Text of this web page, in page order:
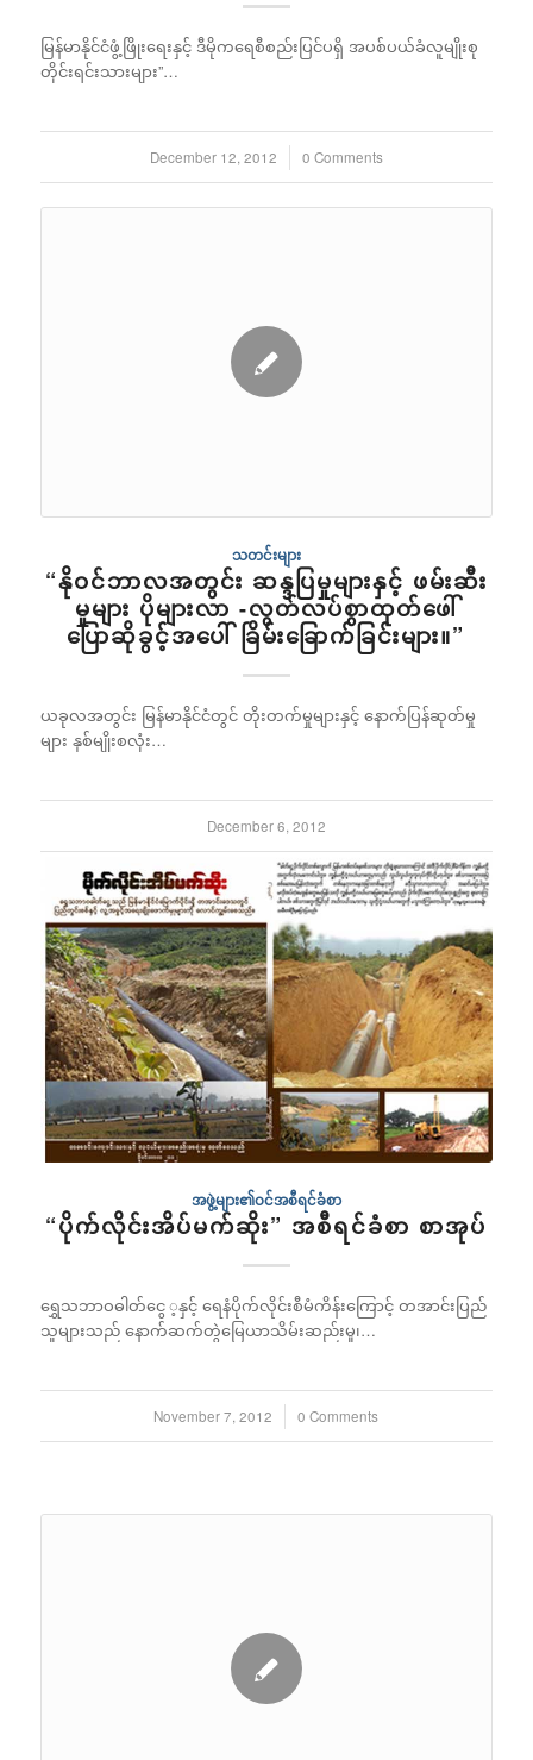
မြန်မာနိုင်ငံဖွံ့ဖြိုးရေးနှင့် ဒီမိုကရေစီစည်းပြင်ပရှိ အပစ်ပယ်ခံလူမျိုးစု
တိုင်းရင်းသားများ”…
December 12, 2012
/ 0 Comments
သတင်းများ
“နိုဝင်ဘာလအတွင်း ဆန္ဒပြမှုများနှင့် ဖမ်းဆီး
မှုများ ပိုများလာ -လွတ်လပ်စွာထုတ်ဖေါ်
ပြောဆိုခွင့်အပေါ် ခြိမ်းခြောက်ခြင်းများ။”
ယခုလအတွင်း မြန်မာနိုင်ငံတွင် တိုးတက်မှုများနှင့် နောက်ပြန်ဆုတ်မှု
များ နှစ်မျိုးစလုံး…
December 6, 2012
အဖွဲ့များ၏ဝင်အစီရင်ခံစာ
“ပိုက်လိုင်းအိပ်မက်ဆိုး” အစီရင်ခံစာ စာအုပ်
ရွှေသဘာဝဓါတ်ငွေ ့နှင့် ရေနံပိုက်လိုင်းစီမံကိန်းကြောင့် တအာင်းပြည်
သူများသည် နောက်ဆက်တွဲမြေယာသိမ်းဆည်းမှု၊…
November 7, 2012
/ 0 Comments